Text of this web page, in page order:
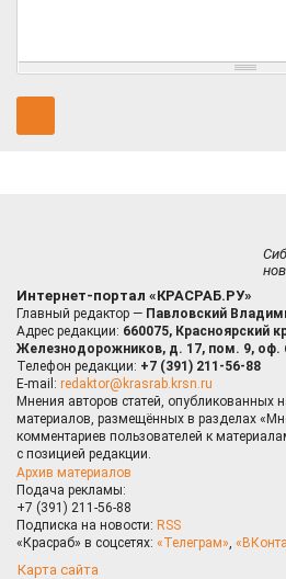
Интернет-портал «КРАСРАБ.РУ»
Главный редактор — Павловский
Адрес редакции: 660075, Красноярский
Железнодорожников, д. 17, пом. 9, оф.
Телефон редакции: +7 (391) 211-56-88
E-mail: redaktor@krasrab.krsn.ru
Мнения авторов статей, опубликованных
материалов, размещённых в разделах
комментариев пользователей к
с позицией редакции.
Архив материалов
Подача рекламы:
+7 (391) 211-56-88
Подписка на новости: RSS
«Красраб» в соцсетях: «Телеграм»,
Карта сайта